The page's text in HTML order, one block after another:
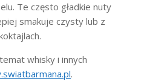
Te często gładkie nuty
smakuje czysty lub z
whisky i innych
.